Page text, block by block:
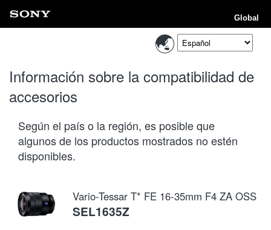
Global
Información sobre la compatibilidad de
accesorios
Según el país o la región, es posible que
algunos de los productos mostrados no estén
disponibles.
Vario-Tessar T* FE 16-35mm F4 ZA OSS
SEL1635Z